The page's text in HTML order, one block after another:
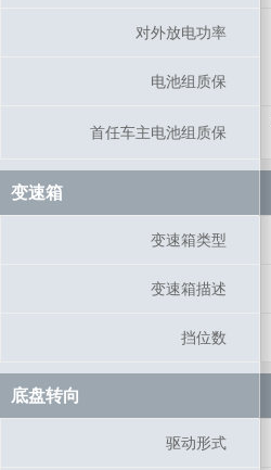
对外放电功率
电池组质保
首任车主电池组质保
变速箱
变速箱类型
变速箱描述
挡位数
底盘转向
驱动形式
对外放电功率
电池组质保
首任车主电池组质保
变速箱
变速箱类型
变速箱描述
挡位数
底盘转向
驱动形式